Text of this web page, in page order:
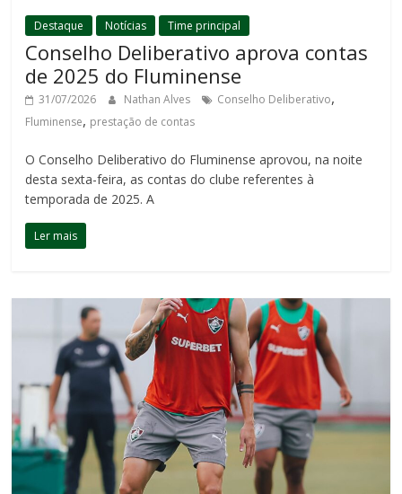
Destaque Notícias Time principal
Conselho Deliberativo aprova contas
de 2025 do Fluminense
31/07/2026 Nathan Alves Conselho Deliberativo,
Fluminense, prestação de contas
O Conselho Deliberativo do Fluminense aprovou, na noite
desta sexta-feira, as contas do clube referentes à
temporada de 2025. A
Ler mais